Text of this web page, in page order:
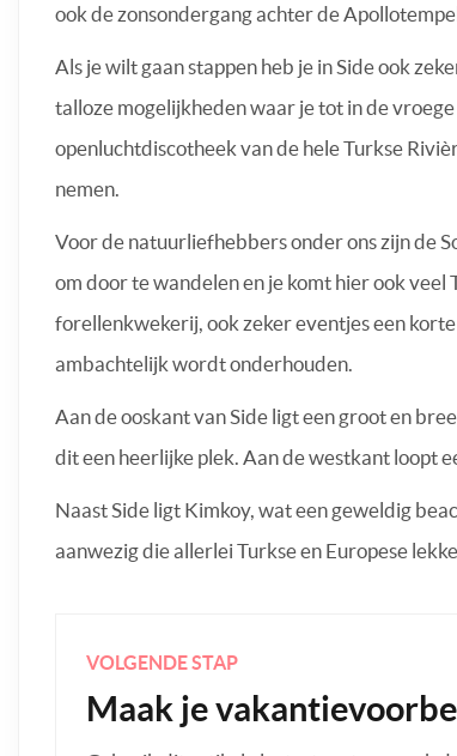
ook de zonsondergang achter de
Als je wilt gaan stappen heb je in Side ook
talloze mogelijkheden waar je tot in de
openluchtdiscotheek van de hele Turkse
nemen.
Voor de natuurliefhebbers onder ons zijn de
om door te wandelen en je komt hier ook
forellenkwekerij, ook zeker eventjes een
ambachtelijk wordt onderhouden.
Aan de ooskant van Side ligt een groot en
dit een heerlijke plek. Aan de westkant loopt
Naast Side ligt Kimkoy, wat een geweldig
aanwezig die allerlei Turkse en Europese
VOLGENDE STAP
Maak je